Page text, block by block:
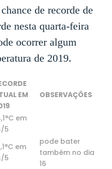
de recorde de
nesta quarta-feira
ocorrer algum
de 2019.
EM
OBSERVAÇÕES
em
5
em
5
pode bater
também no dia
16